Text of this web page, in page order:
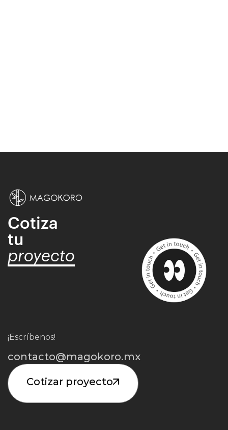
Cotiza
tu
proyecto
¡Escríbenos!
contacto@magokoro.mx
Cotizar proyecto